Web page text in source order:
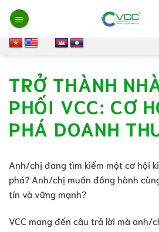
Chuyển
đến
nội
dung
TRỞ THÀNH
PHỐI VCC: CƠ
PHÁ DOANH
Anh/chị đang tìm kiếm một cơ hội
phá? Anh/chị muốn đồng hành
tín và vững mạnh?
VCC mang đến câu trả lời mà anh/